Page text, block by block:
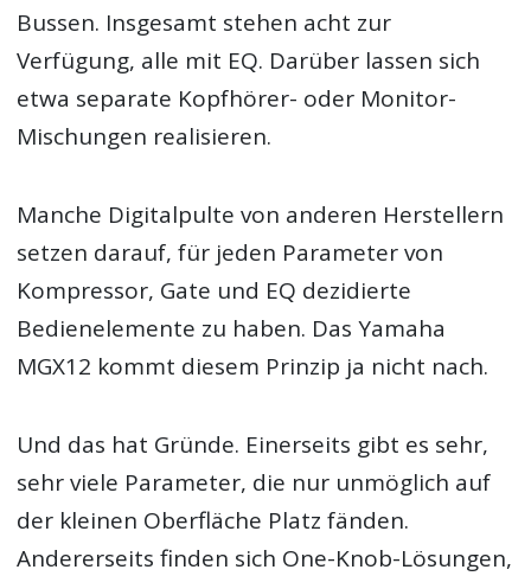
Bussen. Insgesamt stehen acht zur
Verfügung, alle mit EQ. Darüber lassen sich
etwa separate Kopfhörer- oder Monitor-
Mischungen realisieren.
Manche Digitalpulte von anderen Herstellern
setzen darauf, für jeden Parameter von
Kompressor, Gate und EQ dezidierte
Bedienelemente zu haben. Das Yamaha
MGX12 kommt diesem Prinzip ja nicht nach.
Und das hat Gründe. Einerseits gibt es sehr,
sehr viele Parameter, die nur unmöglich auf
der kleinen Oberfläche Platz fänden.
Andererseits finden sich One-Knob-Lösungen,